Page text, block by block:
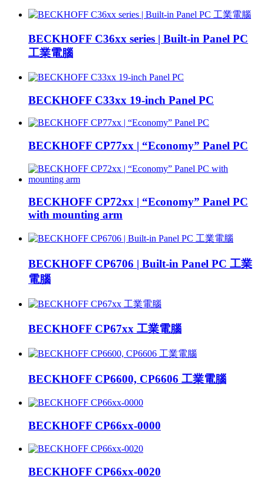
BECKHOFF C36xx series | Built-in Panel PC
工業電腦
BECKHOFF C33xx 19-inch Panel PC
BECKHOFF CP77xx | “Economy” Panel PC
BECKHOFF CP72xx | “Economy” Panel PC
with mounting arm
BECKHOFF CP6706 | Built-in Panel PC 工業
電腦
BECKHOFF CP67xx 工業電腦
BECKHOFF CP6600, CP6606 工業電腦
BECKHOFF CP66xx-0000
BECKHOFF CP66xx-0020